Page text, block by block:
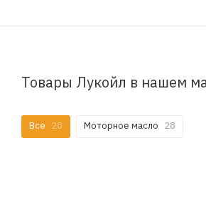
Товары Лукойл в нашем
Все 28 Моторное масло 28